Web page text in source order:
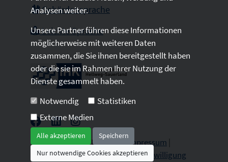
Gebärdensprache
Leichte Sprache
2026 © All Rights Reserved.Impressum
Datenschutz|Sitemap|Cookie-Einwilligung
Analysen weiter.
Unsere Partner führen diese Informationen
möglicherweise mit weiteren Daten
zusammen, die Sie ihnen bereitgestellt haben
oder die sie im Rahmen Ihrer Nutzung der
Dienste gesammelt haben.
Notwendig
Statistiken
Externe Medien
Alle akzeptieren
Speichern
Nur notwendige Cookies akzeptieren